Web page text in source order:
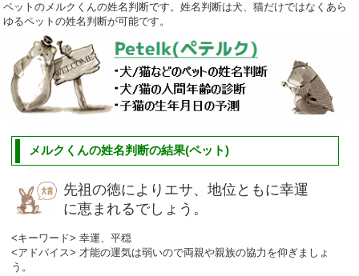
ペットのメルクくんの姓名判断です。姓名判断は犬、猫だけではなくあら
ゆるペットの姓名判断が可能です。
メルクくんの姓名判断の結果(ペット)
先祖の徳によりエサ、地位ともに幸運
に恵まれるでしょう。
<キーワード> 幸運、平穏
<アドバイス> 才能の運気は弱いので両親や親族の協力を仰ぎましょ
う。